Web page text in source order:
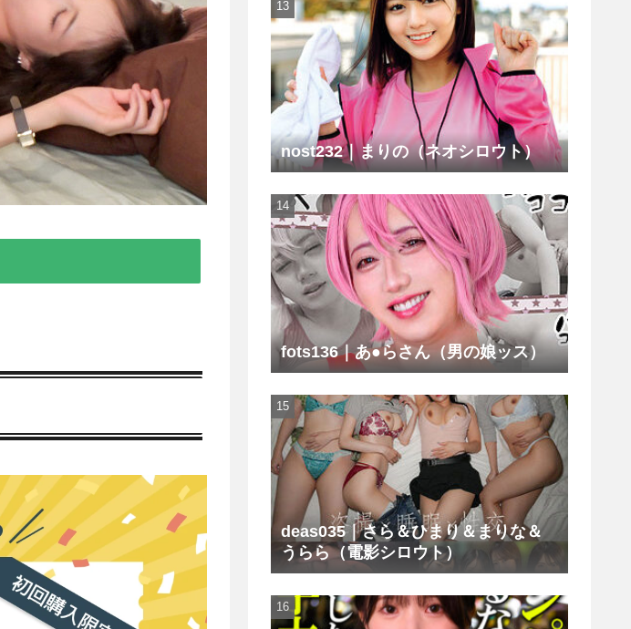
nost232｜まりの（ネオシロウト）
fots136｜あ●らさん（男の娘ッス）
deas035｜さら＆ひまり＆まりな＆
うらら（電影シロウト）